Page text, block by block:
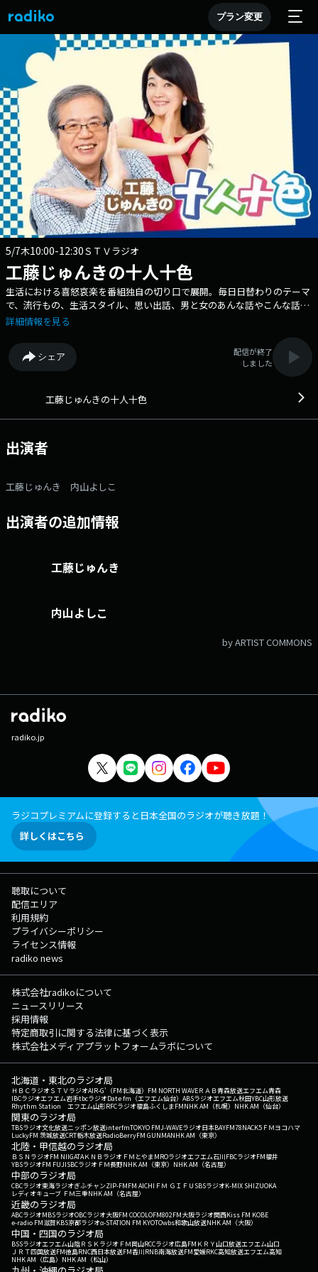
プラン変更
5/7木10:00-12:30ＳＴＶラジオ
工藤じゅんきの十人十色
生活における喜怒哀楽を番組独自の切り口で展開。毎日日替わりのテーマ
で、流行もの、生活スタイル、思い出話、男と女のあんな話やこんな話を
明るく、楽しく紹介します。メール：toiro@stv.jp Xハッシュタグ：
詳細情報を見る
シェア
配信が終了
しました
工藤じゅんきの十人十色
出演者
工藤じゅんき 内山よしこ
出演者の追加情報
工藤じゅんき
内山よしこ
by ARTIST COMMONS
radiko.jp
ラジコプレミアムに登録すると日本全国のラジオが聴き放題！
詳しくはこちら
聴取について
配信エリア
利用規約
プライバシーポリシー
ライセンス情報
radiko news
株式会社radikoについて
ニュースリリース
採用情報
特定商取引に関する法律に基づく表示
株式会社メディアプラットフォームラボについて
北海道・東北のラジオ局
ＨＢＣラジオＳＴＶラジオAIR-G'（FM北海道） FM NORTH WAVEＲＡＢ青森放送エフエム青森
IBCラジオエフエム岩手tbcラジオDate fm（エフエム仙台） ABSラジオエフエム秋田YBC山形放送
Rhythm Station エフエム山形RFCラジオ福島ふくしまFMNHK AM（札幌） NHK AM（仙台）
関東のラジオ局
TBSラジオ文化放送ニッポン放送interfmTOKYO FMJ-WAVEラジオ日本BAYFM78NACK5 ＦＭヨコハマ
LuckyFM 茨城放送CRT栃木放送RadioBerryFM GUNMANHK AM（東京）
北陸・甲信越のラジオ局
ＢＳＮラジオFM NIIGATAＫＮＢラジオ ＦＭとやまMROラジオエフエム石川FBCラジオFM福井
YBSラジオFM FUJISBCラジオ ＦＭ長野NHK AM（東京） NHK AM（名古屋）
中部のラジオ局
CBCラジオ東海ラジオぎふチャンZIP-FMFM AICHI ＦＭ ＧＩＦＵ SBSラジオK-MIX SHIZUOKA
レディオキューブ ＦＭ三重NHK AM（名古屋）
近畿のラジオ局
ABCラジオMBSラジオOBCラジオ大阪FM COCOLOFM802FM大阪ラジオ関西Kiss FM KOBE
e-radio FM滋賀KBS京都ラジオα-STATION FM KYOTOwbs和歌山放送NHK AM（大阪）
中国・四国のラジオ局
BSSラジオエフエム山陰ＲＳＫラジオ ＦＭ岡山RCCラジオ広島FM ＫＲＹ山口放送エフエム山口
ＪＲＴ四国放送FM徳島RNC西日本放送FM香川RNB南海放送FM愛媛RKC高知放送エフエム高知
NHK AM（広島） NHK AM（松山）